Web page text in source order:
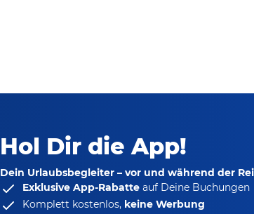
Hol Dir die App!
Dein Urlaubsbegleiter – vor und während der
Exklusive App-Rabatte auf Deine Buchungen
Komplett kostenlos, keine Werbung